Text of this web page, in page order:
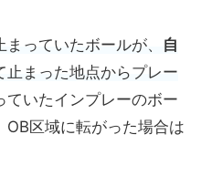
っていたボールが、 自
止まった地点からプレー
ていたインプレーのボー
OB区域に転がった場合は